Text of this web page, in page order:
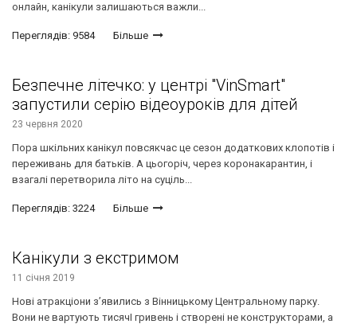
онлайн, канікули залишаються важли...
Переглядів: 9584 Більше
Безпечне літечко: у центрі "VinSmart"
запустили серію відеоуроків для дітей
23 червня 2020
Пора шкільних канікул повсякчас це сезон додаткових клопотів і
переживань для батьків. А цьогоріч, через коронакарантин, і
взагалі перетворила літо на суціль...
Переглядів: 3224 Більше
Канікули з екстримом
11 січня 2019
Нові атракціони з’явились з Вінницькому Центральному парку.
Вони не вартують тисячІ гривень і створені не конструкторами, а